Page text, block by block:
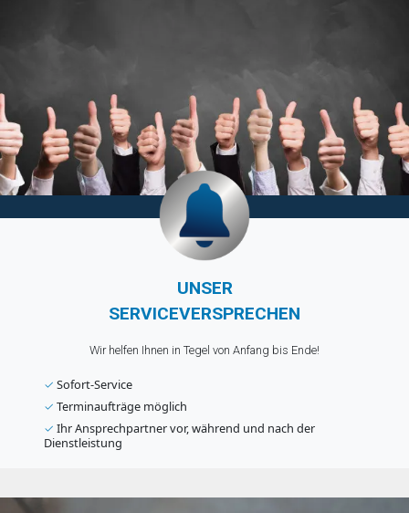
UNSER
SERVICEVERSPRECHEN
Wir helfen Ihnen in Tegel von Anfang bis Ende!
✓ Sofort-Service
✓ Terminaufträge möglich
✓ Ihr Ansprechpartner vor, während und nach der
Dienstleistung